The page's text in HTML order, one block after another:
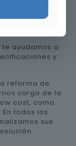
ayudamos a
y
reforma de
cargo de la
cost, como
todos los
sus